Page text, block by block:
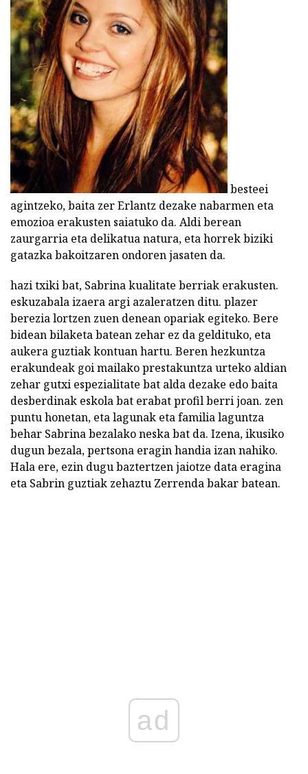
besteei
agintzeko, baita zer Erlantz dezake nabarmen eta
emozioa erakusten saiatuko da. Aldi berean
zaurgarria eta delikatua natura, eta horrek biziki
gatazka bakoitzaren ondoren jasaten da.
hazi txiki bat, Sabrina kualitate berriak erakusten.
eskuzabala izaera argi azaleratzen ditu. plazer
berezia lortzen zuen denean opariak egiteko. Bere
bidean bilaketa batean zehar ez da geldituko, eta
aukera guztiak kontuan hartu. Beren hezkuntza
erakundeak goi mailako prestakuntza urteko aldian
zehar gutxi espezialitate bat alda dezake edo baita
desberdinak eskola bat erabat profil berri joan. zen
puntu honetan, eta lagunak eta familia laguntza
behar Sabrina bezalako neska bat da. Izena, ikusiko
dugun bezala, pertsona eragin handia izan nahiko.
Hala ere, ezin dugu baztertzen jaiotze data eragina
eta Sabrin guztiak zehaztu Zerrenda bakar batean.
ad